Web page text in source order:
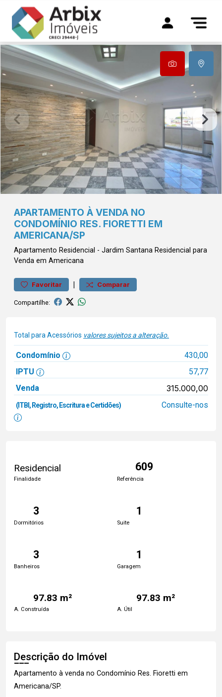
APARTAMENTO À VENDA NO
CONDOMÍNIO RES. FIORETTI EM
AMERICANA/SP
Apartamento Residencial - Jardim Santana Residencial para
Venda em Americana
Favoritar | Comparar
Compartilhe:
Total para Acessórios valores sujeitos a alteração.
Condomínio
430,00
IPTU
57,77
Venda
315.000,00
(ITBI, Registro, Escritura e Certidões) Consulte-nos
Residencial
Finalidade
609
Referência
3
Dormitórios
1
Suite
3
Banheiros
1
Garagem
97.83 m²
A. Construída
97.83 m²
A. Útil
Descrição do Imóvel
Apartamento à venda no Condomínio Res. Fioretti em
Americana/SP.